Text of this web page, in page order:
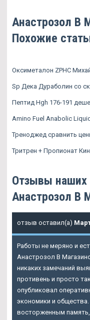
Анастрозол В
Похожие
Оксиметалон ZPHC
Sp Дека Дураболин со
Пептид Hgh 176-191
Amino Fuel Anabolic
Треноджед сравнить
Тритрен + Пропионат
Отзывы наших
Анастрозол В
отзыв оставил(а)
Работы не меряно и
Анастрозол В
никаких замечаний
противень и просто
опубликовал
экономики и
восторженным